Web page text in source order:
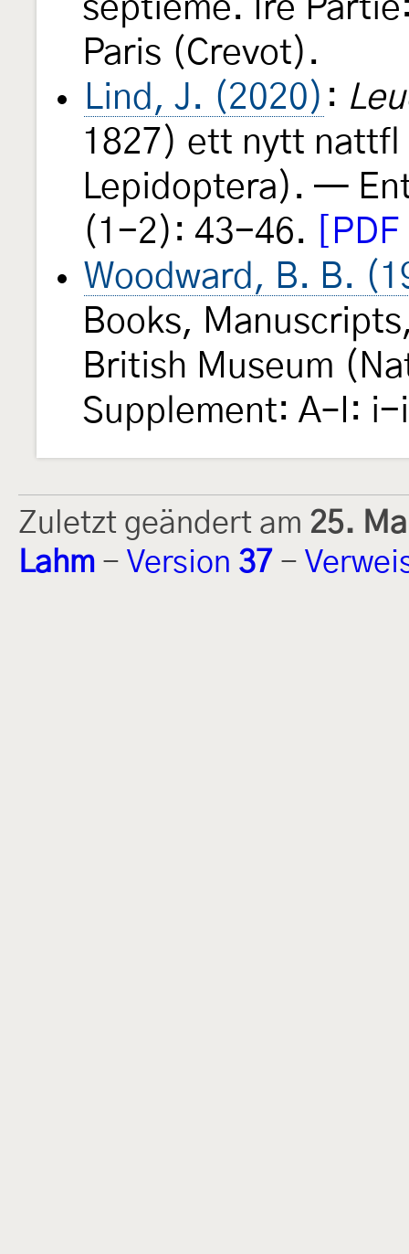
septième. Ire
Paris (Crevot).
Lind, J. (2020) :
1827) ett nytt nattfl
Lepidoptera). —
(1-2): 43-46.
Woodward, B. B.
Books,
British Museum
Supplement: A–I:
Zuletzt geändert am 25.
Lahm - Version 37 -